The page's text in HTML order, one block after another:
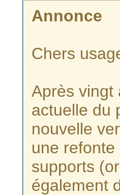
Annonce
Chers
Après vingt
actuelle du
nouvelle
une
supports
également